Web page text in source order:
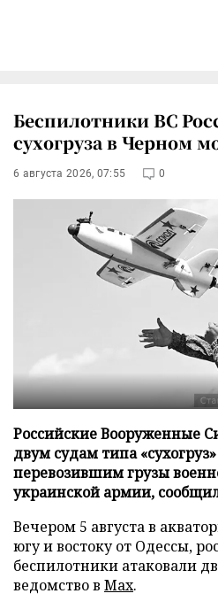
Беспилотники ВС
сухогруза в Черном
6 августа 2026, 07:55 0
Российские Вооруженные
двум судам типа
перевозившим грузы
украинской армии,
Вечером 5 августа в
югу и востоку от Одессы,
беспилотники атаковали
ведомство в Max.